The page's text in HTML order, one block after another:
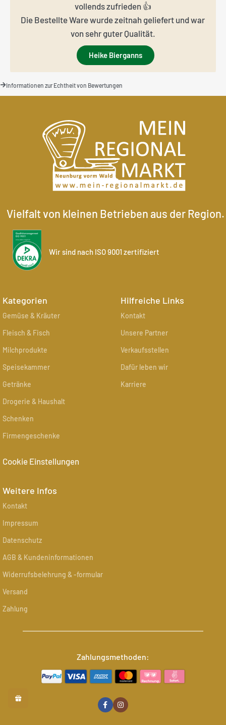
vollends zufrieden 👍
Die Bestellte Ware wurde zeitnah geliefert und war
von sehr guter Qualität.
Heike Bierganns
Informationen zur Echtheit von Bewertungen
Vielfalt von kleinen Betrieben aus der Region.
Wir sind nach ISO 9001 zertifiziert
Kategorien
Gemüse & Kräuter
Fleisch & Fisch
Milchprodukte
Speisekammer
Getränke
Drogerie & Haushalt
Schenken
Firmengeschenke
Cookie Einstellungen
Hilfreiche Links
Kontakt
Unsere Partner
Verkaufsstellen
Dafür leben wir
Karriere
Weitere Infos
Kontakt
Impressum
Datenschutz
AGB & Kundeninformationen
Widerrufsbelehrung & -formular
Versand
Zahlung
Zahlungsmethoden: